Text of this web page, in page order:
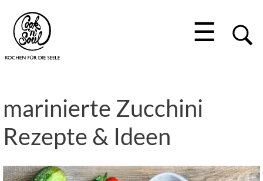
☰
marinierte Zucchini
Rezepte & Ideen